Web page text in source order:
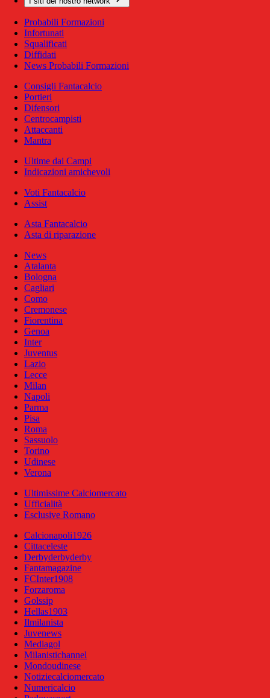
Probabili Formazioni
Infortunati
Squalificati
Diffidati
News Probabili Formazioni
Consigli Fantacalcio
Portieri
Difensori
Centrocampisti
Attaccanti
Mantra
Ultime dai Campi
Indicazioni amichevoli
Voti Fantacalcio
Assist
Asta Fantacalcio
Asta di riparazione
News
Atalanta
Bologna
Cagliari
Como
Cremonese
Fiorentina
Genoa
Inter
Juventus
Lazio
Lecce
Milan
Napoli
Parma
Pisa
Roma
Sassuolo
Torino
Udinese
Verona
Ultimissime Calciomercato
Ufficialità
Esclusive Romano
Calcionapoli1926
Cittaceleste
Derbyderbyderby
Fantamagazine
FCInter1908
Forzaroma
Golssip
Hellas1903
Ilmilanista
Juvenews
Mediagol
Milanistichannel
Mondoudinese
Notiziecalciomercato
Numericalcio